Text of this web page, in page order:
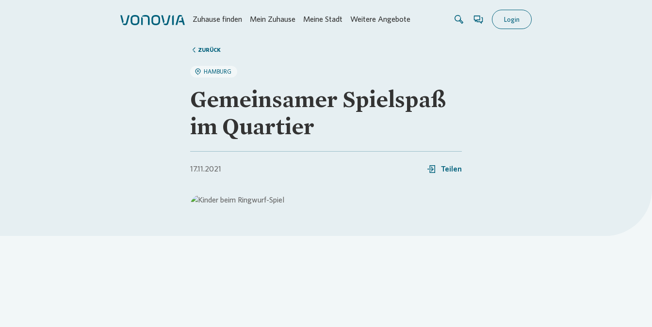
Zuhause finden Mein Zuhause Meine Stadt Weitere Angebote Login
ZURÜCK
HAMBURG
Gemeinsamer Spielspaß
im Quartier
17.11.2021 Teilen